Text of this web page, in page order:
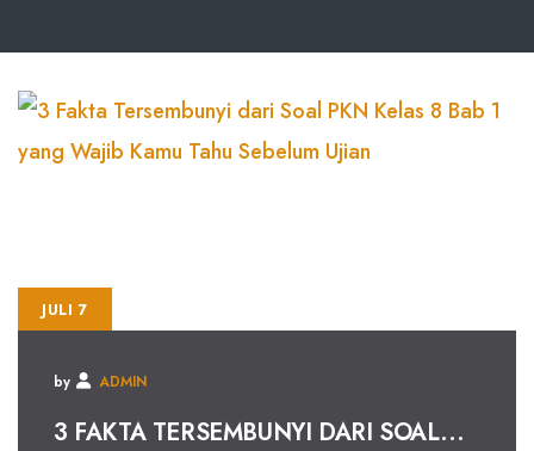
JULI 7
by ADMIN
3 FAKTA TERSEMBUNYI DARI SOAL...